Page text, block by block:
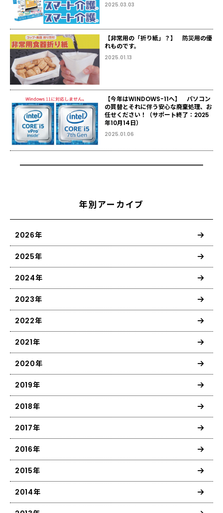
2025.03.03
【非常用の「折り紙」？】 防災用の優
れものです。
2025.01.13
【今年はWINDOWS-11へ】 パソコン
の買替とそれに伴う安心な廃棄処理、お
任せください！（サポート終了：2025
年10月14日）
2025.01.06
年別アーカイブ
2026年
2025年
2024年
2023年
2022年
2021年
2020年
2019年
2018年
2017年
2016年
2015年
2014年